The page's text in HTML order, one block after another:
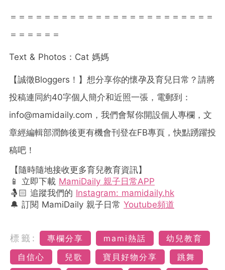
＝＝＝＝＝＝＝＝＝＝＝＝＝＝＝＝＝＝＝＝＝＝＝＝
＝＝＝＝＝＝
Text & Photos：Cat 媽媽
【誠徵Bloggers ！】想分享你的懷孕及育兒日常？請將
投稿連同約40字個人簡介和近照一張，電郵到：
info@mamidaily.com ，我們會幫你開設個人專欄，文
章經編輯部潤飾後更有機會刊登在FB專頁，快點踴躍投
稿吧！
【隨時隨地接收更多育兒教育資訊】
📱 立即下載 MamiDaily 親子日常APP
🤱🏻 追蹤我們的 Instagram: mamidaily.hk
🔔 訂閱 MamiDaily 親子日常 Youtube頻道
標籤: 專欄分享 mami熱話
幼兒教育
自信心
兒歌 寶貝好物分享
跳舞